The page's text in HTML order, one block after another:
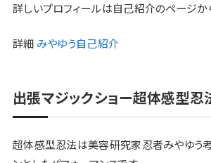
詳しいプロフィールは自己紹介のページか
詳細 みやゆう自己紹介
出張マジックショー超体感型忍
超体感型忍法は美容研究家忍者みやゆう